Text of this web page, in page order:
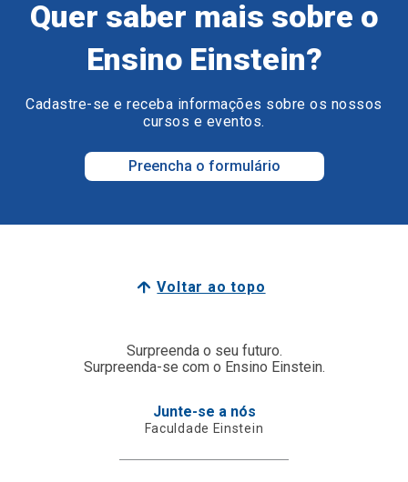
Quer saber mais sobre o
Ensino Einstein?
Cadastre-se e receba informações sobre os nossos
cursos e eventos.
Preencha o formulário
Voltar ao topo
Surpreenda o seu futuro.
Surpreenda-se com o Ensino Einstein.
Junte-se a nós
Faculdade Einstein